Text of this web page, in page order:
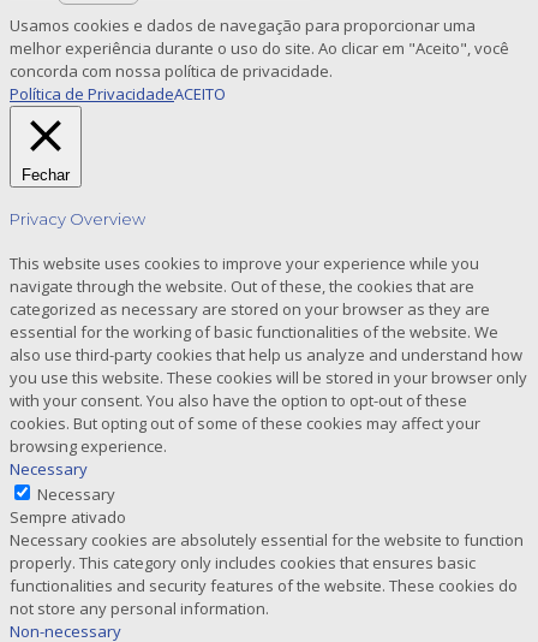
Usamos cookies e dados de navegação para proporcionar uma
melhor experiência durante o uso do site. Ao clicar em "Aceito", você
concorda com nossa política de privacidade.
Política de PrivacidadeACEITO
Fechar
Privacy Overview
This website uses cookies to improve your experience while you
navigate through the website. Out of these, the cookies that are
categorized as necessary are stored on your browser as they are
essential for the working of basic functionalities of the website. We
also use third-party cookies that help us analyze and understand how
you use this website. These cookies will be stored in your browser only
with your consent. You also have the option to opt-out of these
cookies. But opting out of some of these cookies may affect your
browsing experience.
Necessary
Necessary
Sempre ativado
Necessary cookies are absolutely essential for the website to function
properly. This category only includes cookies that ensures basic
functionalities and security features of the website. These cookies do
not store any personal information.
Non-necessary